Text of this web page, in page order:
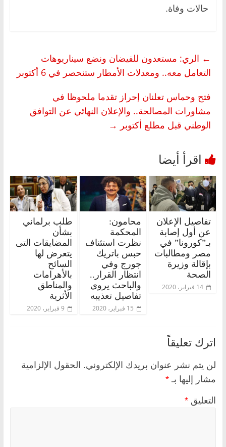
حالات وفاة.
← الري: مستعدون للفيضان ونضع سيناريوهات
التعامل معه.. ومعدلات الأمطار ستنحصر في 6 أكتوبر
فتح وحماس تعلنان إحراز تقدما ملحوظا في
مشاورات المصالحة.. والإعلان النهائي عن التوافق
الوطني قبل مطلع أكتوبر →
تفاصيل الإعلان
عن أول إصابة
بـ”كورونا” في
مصر ومطالبات
بإقالة وزيرة
الصحة
14 فبراير، 2020
محامون:
المحكمة
نظرت استئناف
حبس باتريك
جورج وفي
انتظار القرار..
والباحث يروي
تفاصيل تعذيبه
15 فبراير، 2020
طلب برلماني
بشأن
المضايقات التى
يتعرض لها
السائح
بالأهرامات
والمناطق
الأثرية
9 فبراير، 2020
اترك تعليقاً
لن يتم نشر عنوان بريدك الإلكتروني. الحقول الإلزامية
مشار إليها بـ *
التعليق *